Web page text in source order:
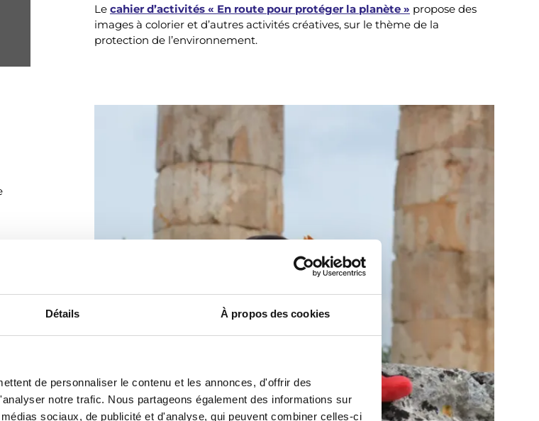
Détails À propos des cookies
de personnaliser le contenu et les annonces, d'offrir des
notre trafic. Nous partageons également des informations sur
sociaux, de publicité et d'analyse, qui peuvent combiner celles-ci
Le cahier d’activités « En route pour protéger la planète » propose des
images à colorier et d’autres activités créatives, sur le thème de la
protection de l’environnement.